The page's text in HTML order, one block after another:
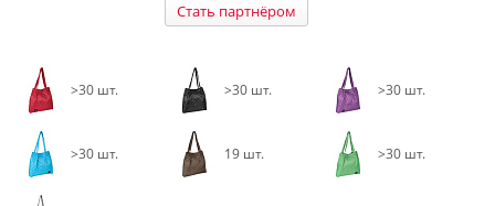
Стать партнёром
>30 шт. >30 шт. >30 шт.
>30 шт. 19 шт. >30 шт.